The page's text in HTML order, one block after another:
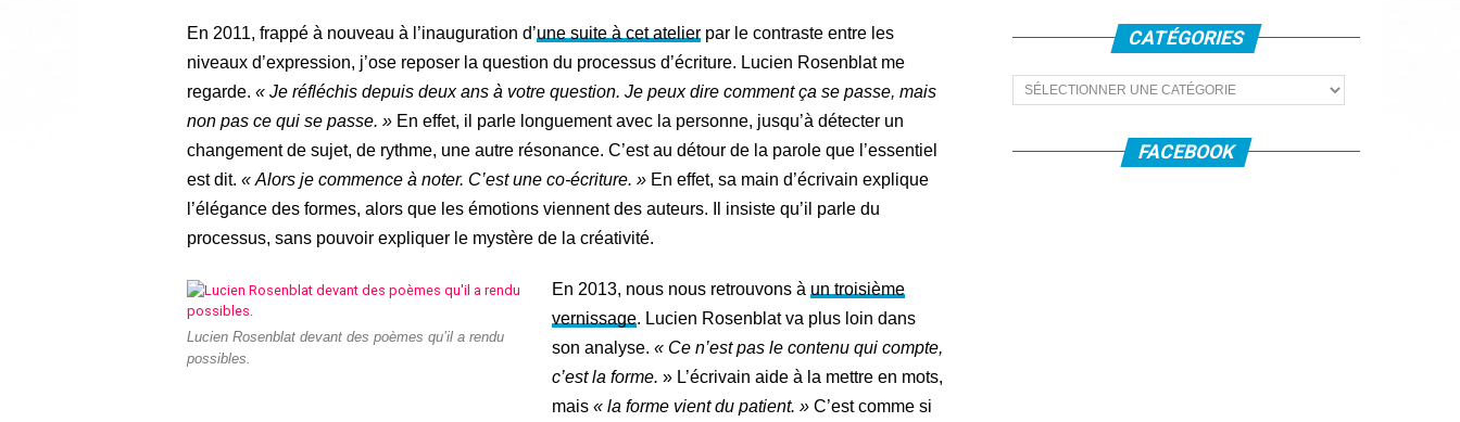
En 2011, frappé à nouveau à l’inauguration d’une suite à cet atelier par le contraste entre les
niveaux d’expression, j’ose reposer la question du processus d’écriture. Lucien Rosenblat me
regarde. « Je réfléchis depuis deux ans à votre question. Je peux dire comment ça se passe, mais
non pas ce qui se passe. » En effet, il parle longuement avec la personne, jusqu’à détecter un
changement de sujet, de rythme, une autre résonance. C’est au détour de la parole que l’essentiel
est dit. « Alors je commence à noter. C’est une co-écriture. » En effet, sa main d’écrivain explique
l’élégance des formes, alors que les émotions viennent des auteurs. Il insiste qu’il parle du
processus, sans pouvoir expliquer le mystère de la créativité.
Lucien Rosenblat devant des poèmes qu’il a rendu
possibles.
En 2013, nous nous retrouvons à un troisième
vernissage. Lucien Rosenblat va plus loin dans
son analyse. « Ce n’est pas le contenu qui compte,
c’est la forme. » L’écrivain aide à la mettre en mots,
mais « la forme vient du patient. » C’est comme si
CATÉGORIES
Catégories
FACEBOOK